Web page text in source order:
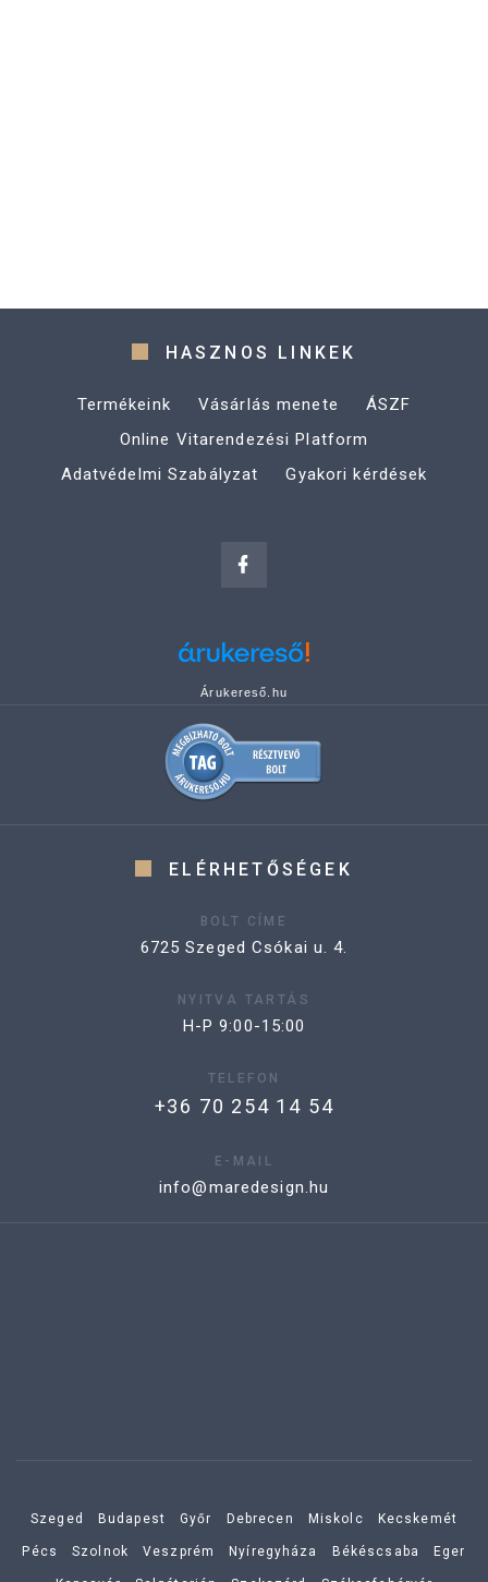
HASZNOS LINKEK
Termékeink Vásárlás menete
ÁSZF
Online Vitarendezési Platform
Adatvédelmi Szabályzat
Gyakori kérdések
Árukereső.hu
ELÉRHETŐSÉGEK
BOLT CÍME
6725 Szeged Csókai u. 4.
NYITVA TARTÁS
H-P 9:00-15:00
TELEFON
+36 70 254 14 54
E-MAIL
info@maredesign.hu
Szeged Budapest Győr Debrecen Miskolc Kecskemét
Pécs Szolnok Veszprém Nyíregyháza Békéscsaba Eger